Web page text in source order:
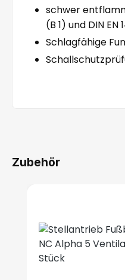
schwer
(B 1) und DIN EN
Schlagfähige
Zubehör